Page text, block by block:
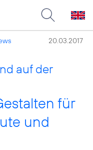
20.03.2017
auf der
für
und